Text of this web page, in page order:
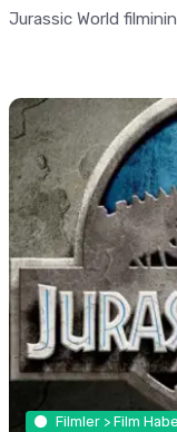
Jurassic World filminin
Filmler > Film